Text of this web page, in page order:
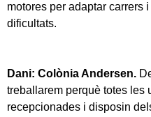
motores per adaptar carrers
dificultats.
Dani: Colònia Andersen.
treballarem perquè totes les
recepcionades i disposin